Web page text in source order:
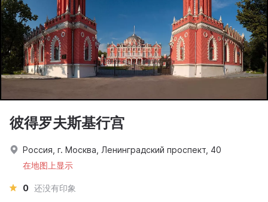
彼得罗夫斯基行宫
Россия, г. Москва, Ленинградский проспект, 40
在地图上显示
0 还没有印象